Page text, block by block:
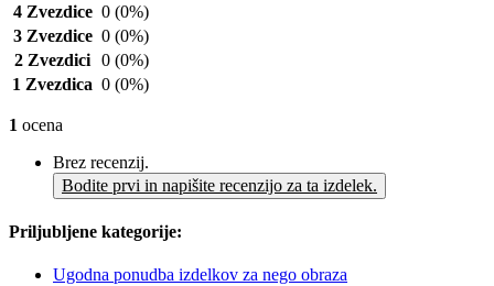
4 Zvezdice 0 (0%)
3 Zvezdice 0 (0%)
2 Zvezdici 0 (0%)
1 Zvezdica 0 (0%)
1 ocena
Brez recenzij.
Bodite prvi in napišite recenzijo za ta izdelek.
Priljubljene kategorije:
Ugodna ponudba izdelkov za nego obraza